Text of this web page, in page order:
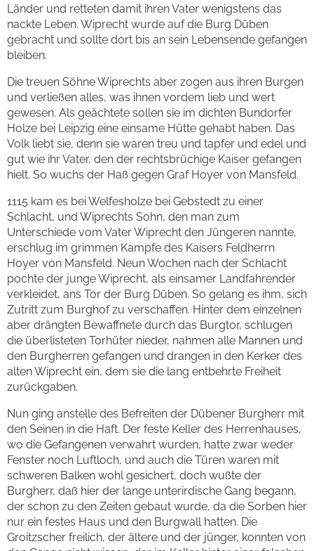
Länder und retteten damit ihren Vater wenigstens das
nackte Leben. Wiprecht wurde auf die Burg Düben
gebracht und sollte dort bis an sein Lebensende gefangen
bleiben.
Die treuen Söhne Wiprechts aber zogen aus ihren Burgen
und verließen alles, was ihnen vordem lieb und wert
gewesen. Als geächtete sollen sie im dichten Bundorfer
Holze bei Leipzig eine einsame Hütte gehabt haben. Das
Volk liebt sie, denn sie waren treu und tapfer und edel und
gut wie ihr Vater, den der rechtsbrüchige Kaiser gefangen
hielt. So wuchs der Haß gegen Graf Hoyer von Mansfeld.
1115 kam es bei Welfesholze bei Gebstedt zu einer
Schlacht, und Wiprechts Sohn, den man zum
Unterschiede vom Vater Wiprecht den Jüngeren nannte,
erschlug im grimmen Kampfe des Kaisers Feldherrn
Hoyer von Mansfeld. Neun Wochen nach der Schlacht
pochte der junge Wiprecht, als einsamer Landfahrender
verkleidet, ans Tor der Burg Düben. So gelang es ihm, sich
Zutritt zum Burghof zu verschaffen. Hinter dem einzelnen
aber drängten Bewaffnete durch das Burgtor, schlugen
die überlisteten Torhüter nieder, nahmen alle Mannen und
den Burgherren gefangen und drangen in den Kerker des
alten Wiprecht ein, dem sie die lang entbehrte Freiheit
zurückgaben.
Nun ging anstelle des Befreiten der Dübener Burgherr mit
den Seinen in die Haft. Der feste Keller des Herrenhauses,
wo die Gefangenen verwahrt wurden, hatte zwar weder
Fenster noch Luftloch, und auch die Türen waren mit
schweren Balken wohl gesichert, doch wußte der
Burgherr, daß hier der lange unterirdische Gang begann,
der schon zu den Zeiten gebaut wurde, da die Sorben hier
nur ein festes Haus und den Burgwall hatten. Die
Groitzscher freilich, der ältere und der jünger, konnten von